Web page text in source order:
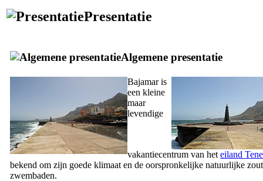
Presentatie
Algemene presentatie
Bajamaris
een kleine
maar
levendige
vakantiecentrum van het eiland
bekend om zijn goede klimaat en de oorspronkelijke natuurlijke
zwembaden.